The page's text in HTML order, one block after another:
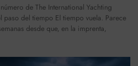
de The International Yachting
paso del tiempo El tiempo vuela. Parece
desde que, en la imprenta,